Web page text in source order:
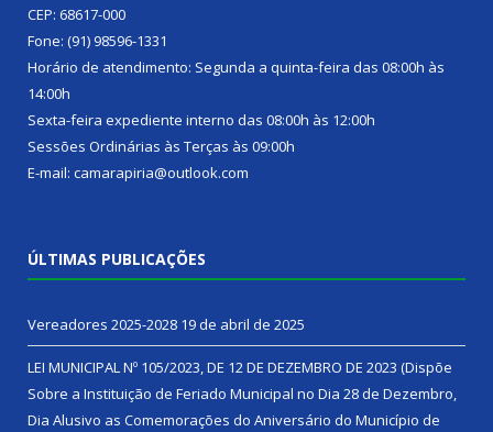
CEP: 68617-000
Fone: (91) 98596-1331
Horário de atendimento: Segunda a quinta-feira das 08:00h às
14:00h
Sexta-feira expediente interno das 08:00h às 12:00h
Sessões Ordinárias às Terças às 09:00h
E-mail: camarapiria@outlook.com
ÚLTIMAS PUBLICAÇÕES
Vereadores 2025-2028 19 de abril de 2025
LEI MUNICIPAL Nº 105/2023, DE 12 DE DEZEMBRO DE 2023 (Dispõe
Sobre a Instituição de Feriado Municipal no Dia 28 de Dezembro,
Dia Alusivo as Comemorações do Aniversário do Município de